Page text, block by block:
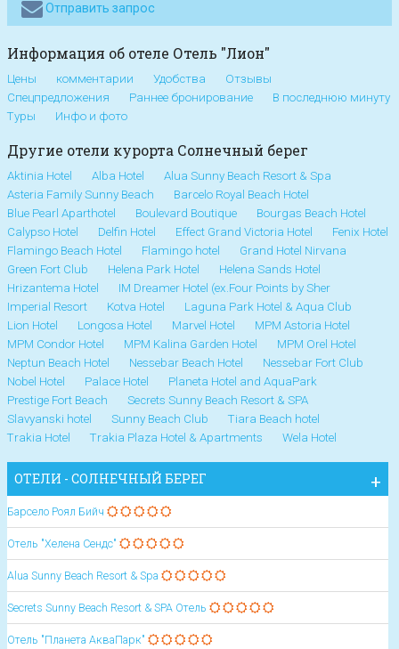
Отправить запрос
Информация об отеле Отель "Лион"
Цены комментарии Удобства
Отзывы
Спецпредложения
Раннее бронирование
В последнюю минуту
Туры
Инфо и фото
Другие отели курорта Солнечный берег
Aktinia Hotel Alba Hotel
Alua Sunny Beach Resort & Spa
Asteria Family Sunny Beach
Barcelo Royal Beach Hotel
Blue Pearl Aparthotel
Boulevard Boutique
Bourgas Beach Hotel
Calypso Hotel
Delfin Hotel Effect Grand Victoria Hotel
Fenix Hotel
Flamingo Beach Hotel
Flamingo hotel
Grand Hotel Nirvana
Green Fort Club
Helena Park Hotel
Helena Sands Hotel
Hrizantema Hotel
IM Dreamer Hotel (ex.Four Points by Sher
Imperial Resort
Kotva Hotel
Laguna Park Hotel & Aqua Club
Lion Hotel
Longosa Hotel Marvel Hotel
MPM Astoria Hotel
MPM Condor Hotel
MPM Kalina Garden Hotel
MPM Orel Hotel
Neptun Beach Hotel
Nessebar Beach Hotel
Nessebar Fort Club
Nobel Hotel
Palace Hotel
Planeta Hotel and AquaPark
Prestige Fort Beach
Secrets Sunny Beach Resort & SPA
Slavyanski hotel
Sunny Beach Club
Tiara Beach hotel
Trakia Hotel
Trakia Plaza Hotel & Apartments Wela Hotel
ОТЕЛИ - СОЛНЕЧНЫЙ БЕРЕГ
Барсело Роял Бийч
Отель "Хелена Сендс"
Alua Sunny Beach Resort & Spa
Secrets Sunny Beach Resort & SPA Отель
Отель "Планета АкваПарк"